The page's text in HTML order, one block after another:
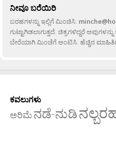
ನೀವೂ ಬರೆಯಿರಿ
ಬರಹಗಳನ್ನು ಇಲ್ಲಿಗೆ ಮಿಂಚಿಸಿ:
ಗುಟ್ಟಾಗಿಡಲಾಗುತ್ತದೆ. ಚಿತ್ರಗಳಿದ್ದರೆ
ಬೇರೆಯಾಗಿ ಮಿಂಚೆಗೆ ಅಂಟಿಸಿ. ಹೆಚ್ಚಿನ
ಕವಲುಗಳು
ಅರಿಮೆನಡೆ-ನುಡಿ